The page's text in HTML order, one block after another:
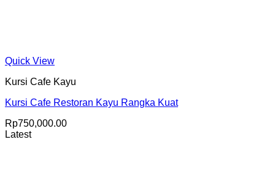
Quick View
Kursi Cafe Kayu
Kursi Cafe Restoran Kayu Rangka Kuat
Rp750,000.00
Latest